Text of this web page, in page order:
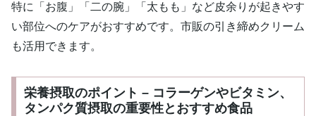
特に「お腹」「二の腕」「太もも」など皮余りが起きやす
い部位へのケアがおすすめです。市販の引き締めクリーム
も活用できます。
栄養摂取のポイント – コラーゲンやビタミン、
タンパク質摂取の重要性とおすすめ食品